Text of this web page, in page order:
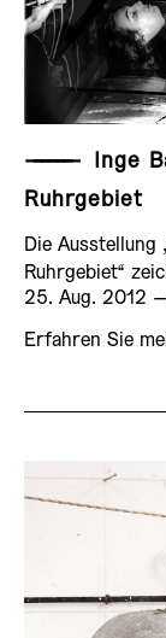
——————
Inge
Ruhrgebiet
Die Ausstellung
Ruhrgebiet“
25. Aug. 2012
Erfahren Sie